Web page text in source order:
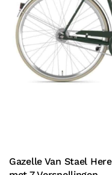
Gazelle Van Stael